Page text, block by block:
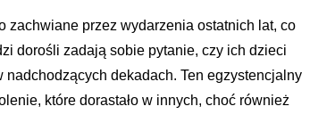
zachwiane przez wydarzenia ostatnich lat, co
dorośli zadają sobie pytanie, czy ich dzieci
dekadach. Ten egzystencjalny
które dorastało w innych, choć również